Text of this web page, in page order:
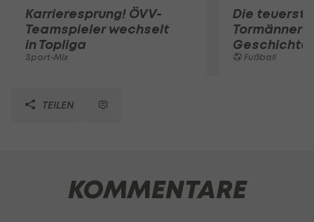
Karrieresprung! ÖVV-
Teamspieler wechselt
in Topliga
Sport-Mix
Die
Tormänner
Geschichte
Fußball
TEILEN
KOMMENTARE